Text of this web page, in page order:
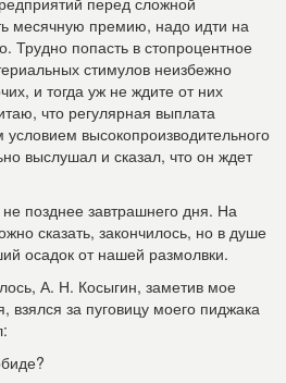
месячную премию, надо идти на
Трудно попасть в стопроцентное
стимулов неизбежно
и тогда уж не ждите от них
что регулярная выплата
высокопроизводительного
выслушал и сказал, что он ждет
позднее завтрашнего дня. На
сказать, закончилось, но в душе
осадок от нашей размолвки.
А. Н. Косыгин, заметив мое
взялся за пуговицу моего пиджака